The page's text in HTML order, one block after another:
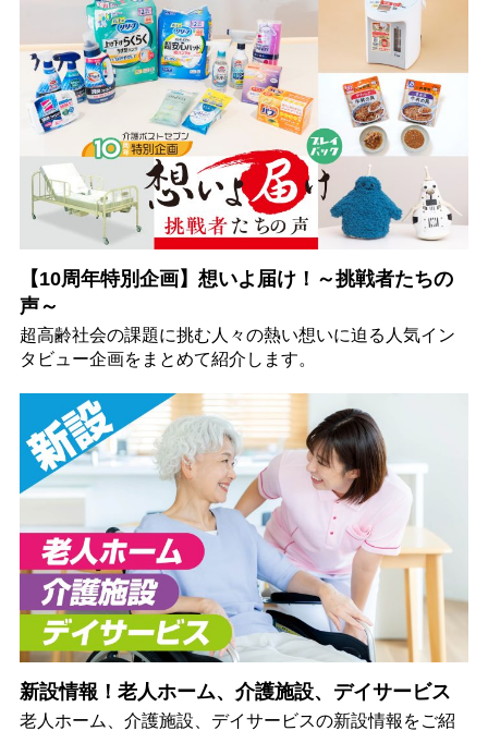
【10周年特別企画】想いよ届け！～挑戦者たちの
声～
超高齢社会の課題に挑む人々の熱い想いに迫る人気イン
タビュー企画をまとめて紹介します。
新設情報！老人ホーム、介護施設、デイサービス
老人ホーム、介護施設、デイサービスの新設情報をご紹